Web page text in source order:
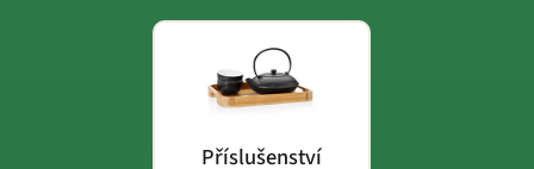
Příslušenství